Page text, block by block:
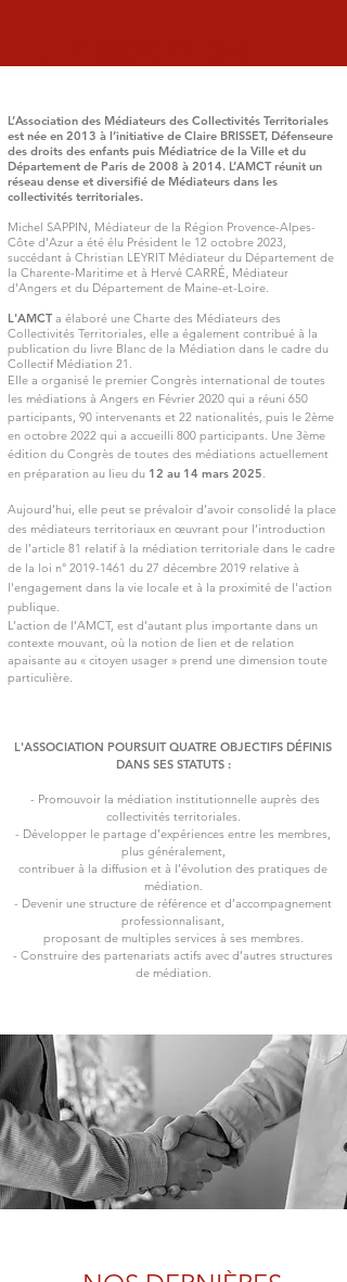
L’Association des Médiateurs des Collectivités Territoriales
est née en 2013 à l’initiative de Claire BRISSET, Défenseure
des droits des enfants puis Médiatrice de la Ville et du
Département de Paris de 2008 à 2014. L’AMCT réunit un
réseau dense et diversifié de Médiateurs dans les
collectivités territoriales.
Michel SAPPIN, Médiateur de la Région Provence-Alpes-
Côte d'Azur a été élu Président le 12 octobre 2023,
succédant à Christian LEYRIT Médiateur du Département de
la Charente-Maritime et à Hervé CARRÉ, Médiateur
d'Angers et du Département de Maine-et-Loire.
L'AMCTa élaboré une Charte des Médiateurs des
Collectivités Territoriales, elle a également contribué à la
publication du livre Blanc de la Médiation dans le cadre du
Collectif Médiation 21.
Elle a organisé le premier Congrès international de toutes
les médiations à Angers en Février 2020 qui a réuni 650
participants, 90 intervenants et 22 nationalités, puis le 2ème
en octobre 2022 qui a accueilli 800 participants. Une 3ème
édition du Congrès de toutes des médiations actuellement
en préparation au lieu du 12 au 14 mars 2025.
Aujourd’hui, elle peut se prévaloir d’avoir consolidé la place
des médiateurs territoriaux en œuvrant pour l‘introduction
de l’article 81 relatif à la médiation territoriale dans le cadre
de la loi n° 2019-1461 du 27 décembre 2019 relative à
l'engagement dans la vie locale et à la proximité de l'action
publique.
L’action de l’AMCT, est d’autant plus importante dans un
contexte mouvant, où la notion de lien et de relation
apaisante au « citoyen usager » prend une dimension toute
particulière.
L'ASSOCIATION POURSUIT QUATRE OBJECTIFS DÉFINIS
DANS SES STATUTS :
- Promouvoir la médiation institutionnelle auprès des
collectivités territoriales.
- Développer le partage d’expériences entre les membres,
plus généralement,
contribuer à la diffusion et à l’évolution des pratiques de
médiation.
- Devenir une structure de référence et d’accompagnement
professionnalisant,
proposant de multiples services à ses membres.
- Construire des partenariats actifs avec d’autres structures
de médiation.